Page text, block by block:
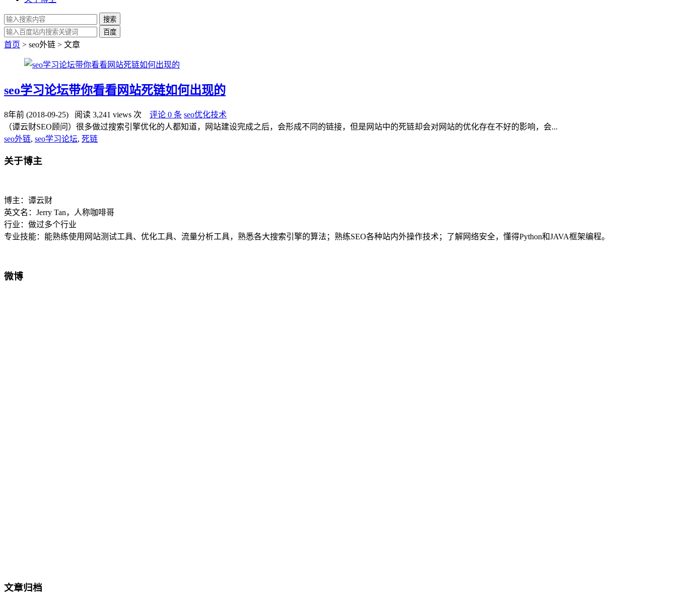
搜索
百度
首页 > seo外链 > 文章
seo学习论坛带你看看网站死链如何出现的
8年前 (2018-09-25) 阅读 3,241 views 次 评论 0 条 seo优化技术
（谭云财SEO顾问）很多做过搜索引擎优化的人都知道，网站建设完成之后，会形成不同的链接，但是网站中的死链却会对网站的优化存在不好的影响，会...
seo外链, seo学习论坛, 死链
关于博主
博主：谭云财
英文名：Jerry Tan，人称咖啡哥
行业：做过多个行业
专业技能：能熟练使用网站测试工具、优化工具、流量分析工具，熟悉各大搜索引擎的算法；熟练SEO各种站内外操作技术；了解网络安全，懂得Python和JAVA框架编程。
微博
文章归档